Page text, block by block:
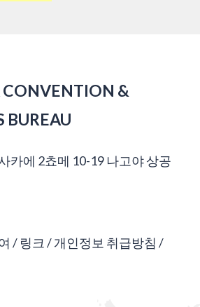
CONVENTION &
BUREAU
카에 2쵸메 10-19 나고야 상공
링크 개인정보 취급방침